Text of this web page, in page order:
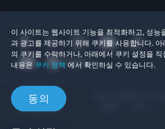
이 사이트는 웹사이트 기능을 최적화하고, 성능
과 광고를 제공하기 위해 쿠키를 사용합니다.
의 쿠키를 수락하거나, 아래에서 쿠키 설정을
내용은 쿠키 정책 에서 확인하실 수 있습니다.
동의